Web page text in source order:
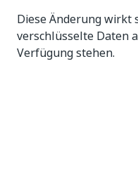
Diese Änderung wirkt
verschlüsselte Daten
Verfügung stehen.